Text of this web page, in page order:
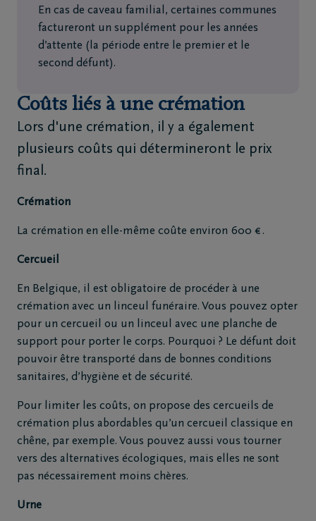
En cas de caveau familial, certaines communes
factureront un supplément pour les années
d’attente (la période entre le premier et le
second défunt).
Coûts liés à une crémation
Lors d'une crémation, il y a également
plusieurs coûts qui détermineront le prix
final.
Crémation
La crémation en elle-même coûte environ 600 € .
Cercueil
En Belgique, il est obligatoire de procéder à une
crémation avec un linceul funéraire. Vous pouvez opter
pour un cercueil ou un linceul avec une planche de
support pour porter le corps. Pourquoi ? Le défunt doit
pouvoir être transporté dans de bonnes conditions
sanitaires, d’hygiène et de sécurité.
Pour limiter les coûts, on propose des cercueils de
crémation plus abordables qu’un cercueil classique en
chêne, par exemple. Vous pouvez aussi vous tourner
vers des alternatives écologiques, mais elles ne sont
pas nécessairement moins chères.
Urne